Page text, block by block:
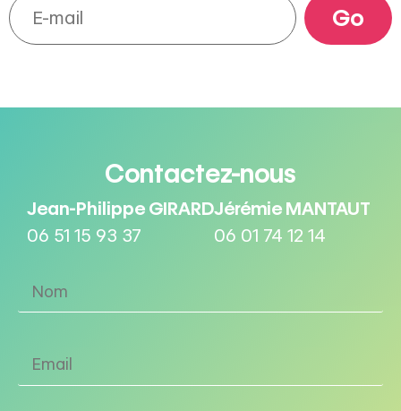
Contactez-nous
Jean-Philippe GIRARD
06 51 15 93 37
Jérémie MANTAUT
06 01 74 12 14